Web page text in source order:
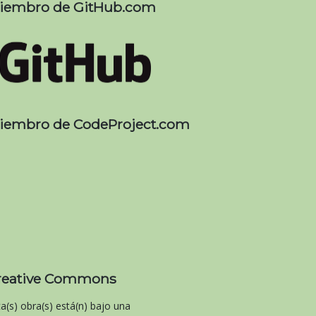
de GitHub.com
de CodeProject.com
Commons
obra(s) está(n) bajo una